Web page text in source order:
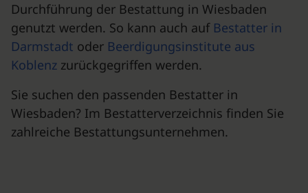
Durchführung der Bestattung in Wiesbaden
genutzt werden. So kann auch auf Bestatter in
Darmstadt oder Beerdigungsinstitute aus
Koblenz zurückgegriffen werden.
Sie suchen den passenden Bestatter in
Wiesbaden? Im Bestatterverzeichnis finden Sie
zahlreiche Bestattungsunternehmen.